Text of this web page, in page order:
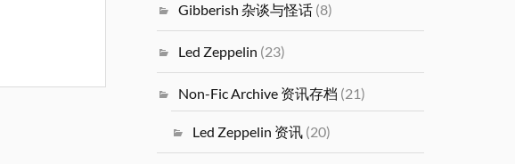
Gibberish 杂谈与怪话 (8)
Led Zeppelin (23)
Non-Fic Archive 资讯存档 (21)
Led Zeppelin 资讯 (20)